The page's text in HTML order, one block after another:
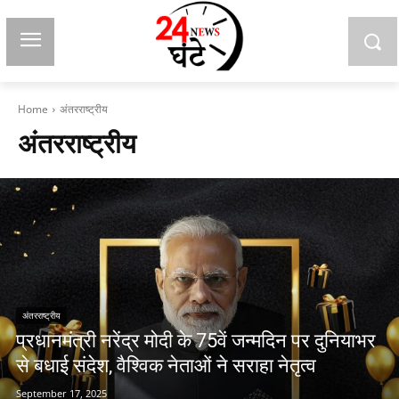
Home अंतरराष्ट्रीय
अंतरराष्ट्रीय
अंतरराष्ट्रीय
प्रधानमंत्री नरेंद्र मोदी के 75वें जन्मदिन पर दुनियाभर
से बधाई संदेश, वैश्विक नेताओं ने सराहा नेतृत्व
September 17, 2025